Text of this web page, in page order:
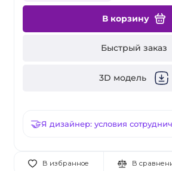
В корзину
Быстрый заказ
3D модель
Я дизайнер: условия
В избранное В